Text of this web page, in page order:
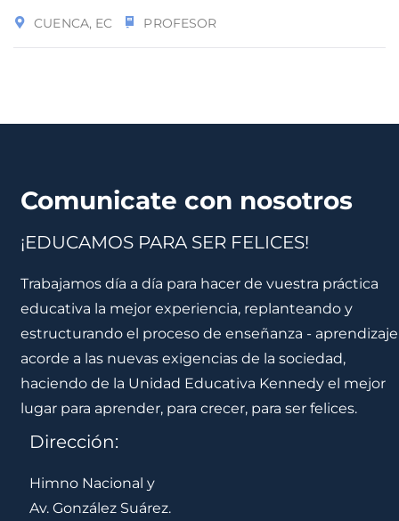
CUENCA, EC PROFESOR
Comunicate con nosotros
¡EDUCAMOS PARA SER FELICES!
Trabajamos día a día para hacer de vuestra práctica
educativa la mejor experiencia, replanteando y
estructurando el proceso de enseñanza - aprendizaje
acorde a las nuevas exigencias de la sociedad,
haciendo de la Unidad Educativa Kennedy el mejor
lugar para aprender, para crecer, para ser felices.
Dirección:
Himno Nacional y
Av. González Suárez.